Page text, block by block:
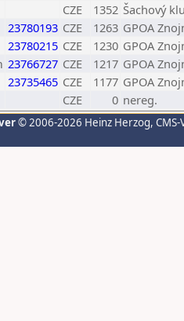
CZE 1352 Šachový
23780193 CZE 1263 GPOA
23780215 CZE 1230 GPOA
23766727 CZE 1217 GPOA
23735465 CZE 1177 GPOA
CZE 0 nereg.
© 2006-2026 Heinz Herzog,